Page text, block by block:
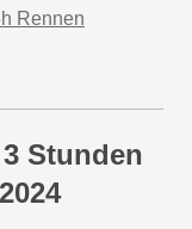
Rennen
Stunden